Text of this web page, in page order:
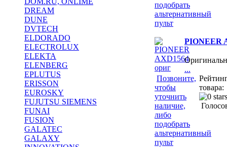
DREAM
DUNE
DVTECH
ELDORADO
ELECTROLUX
ELEKTA
ELENBERG
EPLUTUS
ERISSON
EUROSKY
FUJUTSU SIEMENS
FUNAI
FUSION
GALATEC
GALAXY
подобрать
альтернативный
пульт
PIONEER
...
Позвоните,
чтобы
уточнить
наличие,
либо
подобрать
альтернативный
пульт
товара: